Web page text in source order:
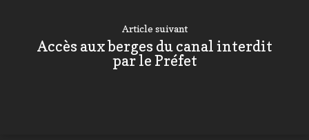
Article suivant
Accès aux berges du canal interdit
par le Préfet